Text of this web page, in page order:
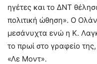
ηγέτες και το ΔΝΤ
πολιτική ώθηση». Ο
μεσάνυχτα ενώ η Κ.
το πρωί στο γραφείο
«Λε Μοντ».